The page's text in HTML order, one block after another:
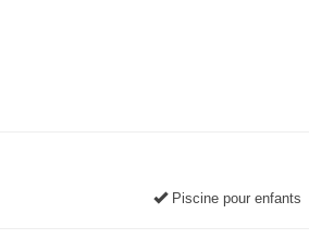
Piscine pour enfants